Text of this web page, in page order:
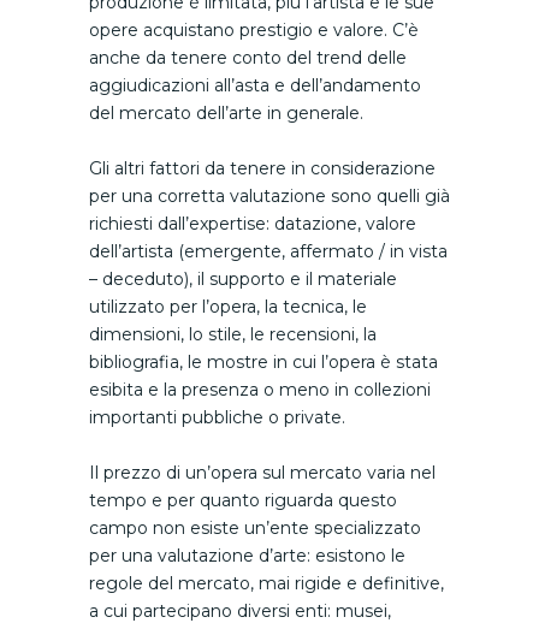
opere acquistano prestigio e valore. C’è
anche da tenere conto del trend delle
aggiudicazioni all’asta e dell’andamento
del mercato dell’arte in generale.
Gli altri fattori da tenere in considerazione
per una corretta valutazione sono quelli già
richiesti dall’expertise: datazione, valore
dell’artista (emergente, affermato / in vista
– deceduto), il supporto e il materiale
utilizzato per l’opera, la tecnica, le
dimensioni, lo stile, le recensioni, la
bibliografia, le mostre in cui l’opera è stata
esibita e la presenza o meno in collezioni
importanti pubbliche o private.
Il prezzo di un’opera sul mercato varia nel
tempo e per quanto riguarda questo
campo non esiste un’ente specializzato
per una valutazione d’arte: esistono le
regole del mercato, mai rigide e definitive,
a cui partecipano diversi enti: musei,